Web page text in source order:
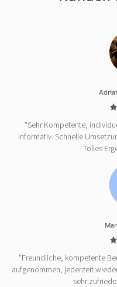
"Sehr Kompetente,
informativ. Schnelle
Tolles
"Freundliche, kompetente
aufgenommen, jederzeit
sehr